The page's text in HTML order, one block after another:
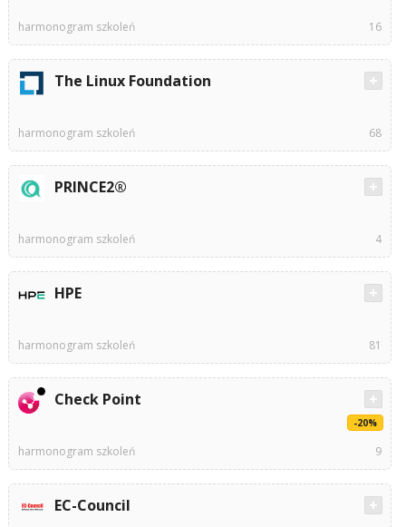
harmonogram szkoleń 16
The Linux Foundation
harmonogram szkoleń 68
PRINCE2®
harmonogram szkoleń 4
HPE
harmonogram szkoleń 81
Check Point
-20%
harmonogram szkoleń 9
EC-Council